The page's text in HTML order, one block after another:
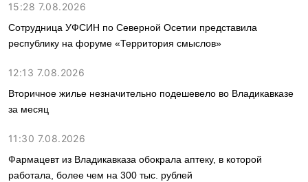
15:28 7.08.2026
Сотрудница УФСИН по Северной Осетии представила
республику на форуме «Территория смыслов»
12:13 7.08.2026
Вторичное жилье незначительно подешевело во Владикавказе
за месяц
11:30 7.08.2026
Фармацевт из Владикавказа обокрала аптеку, в которой
работала, более чем на 300 тыс. рублей